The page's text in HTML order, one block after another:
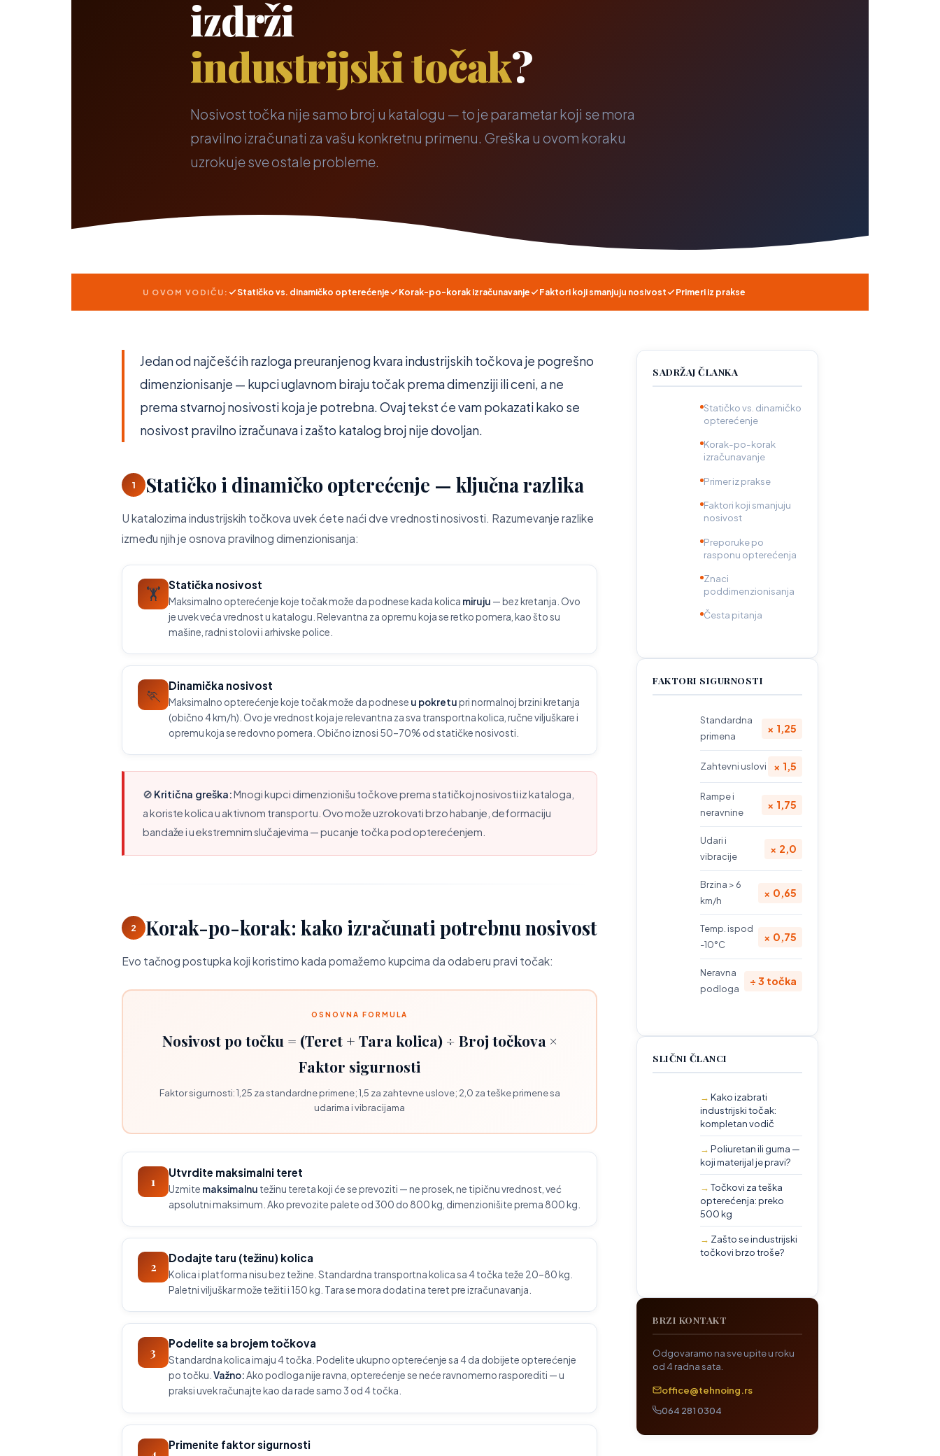
izdrži
industrijski točak?
Nosivost točka nije samo broj u katalogu — to je parametar koji se mora
pravilno izračunati za vašu konkretnu primenu. Greška u ovom koraku
uzrokuje sve ostale probleme.
U OVOM VODIČU: Statičko vs. dinamičko opterećenje Korak-po-korak izračunavanje Faktori koji smanjuju nosivost Primeri iz prakse
Jedan od najčešćih razloga preuranjenog kvara industrijskih točkova je pogrešno
dimenzionisanje — kupci uglavnom biraju točak prema dimenziji ili ceni, a ne
prema stvarnoj nosivosti koja je potrebna. Ovaj tekst će vam pokazati kako se
nosivost pravilno izračunava i zašto katalog broj nije dovoljan.
1 Statičko i dinamičko opterećenje — ključna razlika
U katalozima industrijskih točkova uvek ćete naći dve vrednosti nosivosti. Razumevanje razlike
između njih je osnova pravilnog dimenzionisanja:
🏋️ Statička nosivost
Maksimalno opterećenje koje točak može da podnese kada kolica miruju — bez kretanja. Ovo
je uvek veća vrednost u katalogu. Relevantna za opremu koja se retko pomera, kao što su
mašine, radni stolovi i arhivske police.
🏃 Dinamička nosivost
Maksimalno opterećenje koje točak može da podnese u pokretupri normalnoj brzini kretanja
(obično 4 km/h). Ovo je vrednost koja je relevantna za sva transportna kolica, ručne viljuškare i
opremu koja se redovno pomera. Obično iznosi 50–70% od statičke nosivosti.
🚫 Kritična greška:Mnogi kupci dimenzionišu točkove prema statičkoj nosivosti iz kataloga,
a koriste kolica u aktivnom transportu. Ovo može uzrokovati brzo habanje, deformaciju
bandaže i u ekstremnim slučajevima — pucanje točka pod opterećenjem.
2 Korak-po-korak: kako izračunati potrebnu nosivost
Evo tačnog postupka koji koristimo kada pomažemo kupcima da odaberu pravi točak:
OSNOVNA FORMULA
Nosivost po točku = (Teret + Tara kolica) ÷ Broj točkova ×
Faktor sigurnosti
Faktor sigurnosti: 1,25 za standardne primene; 1,5 za zahtevne uslove; 2,0 za teške primene sa
udarima i vibracijama
1
Utvrdite maksimalni teret
Uzmite maksimalnu težinu tereta koji će se prevoziti — ne prosek, ne tipičnu vrednost, već
apsolutni maksimum. Ako prevozite palete od 300 do 800 kg, dimenzionišite prema 800 kg.
2
Dodajte taru (težinu) kolica
Kolica i platforma nisu bez težine. Standardna transportna kolica sa 4 točka teže 20–80 kg.
Paletni viljuškar može težiti i 150 kg. Tara se mora dodati na teret pre izračunavanja.
3
Podelite sa brojem točkova
Standardna kolica imaju 4 točka. Podelite ukupno opterećenje sa 4 da dobijete opterećenje
po točku.Važno:Ako podloga nije ravna, opterećenje se neće ravnomerno rasporediti — u
praksi uvek računajte kao da rade samo 3 od 4 točka.
Primenite faktor sigurnosti
SADRŽAJ ČLANKA
Statičko vs. dinamičko
opterećenje
Korak-po-korak
izračunavanje
Primer iz prakse
Faktori koji smanjuju
nosivost
Preporuke po
rasponu opterećenja
Znaci
poddimenzionisanja
Česta pitanja
FAKTORI SIGURNOSTI
Standardna
primena
× 1,25
Zahtevni uslovi × 1,5
Rampe i
neravnine
× 1,75
Udari i
vibracije
× 2,0
Brzina > 6
km/h
× 0,65
Temp. ispod
-10°C
× 0,75
Neravna
podloga
÷ 3 točka
SLIČNI ČLANCI
Kako izabrati
industrijski točak:
kompletan vodič
Poliuretan ili guma —
koji materijal je pravi?
Točkovi za teška
opterećenja: preko
500 kg
Zašto se industrijski
točkovi brzo troše?
BRZI KONTAKT
Odgovaramo na sve upite u roku
od 4 radna sata.
office@tehnoing.rs
064 281 0304